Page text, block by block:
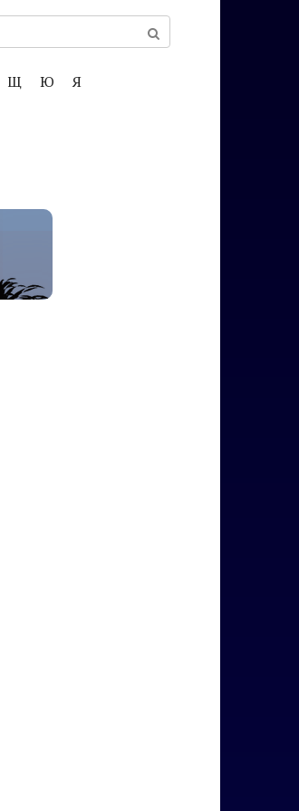
Щ Ю Я